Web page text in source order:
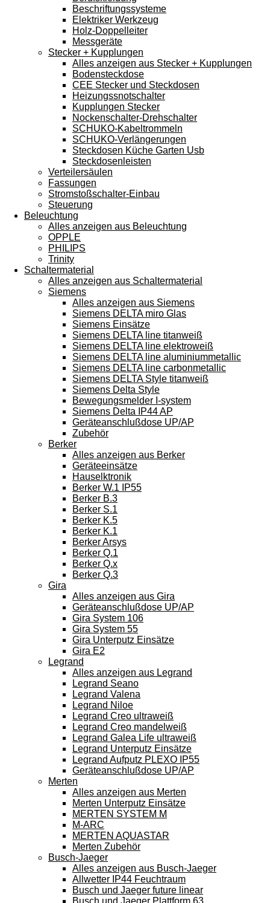
Beschriftungssysteme
Elektriker Werkzeug
Holz-Doppelleiter
Messgeräte
Stecker + Kupplungen
Alles anzeigen aus Stecker + Kupplungen
Bodensteckdose
CEE Stecker und Steckdosen
Heizungssnotschalter
Kupplungen Stecker
Nockenschalter-Drehschalter
SCHUKO-Kabeltrommeln
SCHUKO-Verlängerungen
Steckdosen Küche Garten Usb
Steckdosenleisten
Verteilersäulen
Fassungen
Stromstoßschalter-Einbau
Steuerung
Beleuchtung
Alles anzeigen aus Beleuchtung
OPPLE
PHILIPS
Trinity
Schaltermaterial
Alles anzeigen aus Schaltermaterial
Siemens
Alles anzeigen aus Siemens
Siemens DELTA miro Glas
Siemens Einsätze
Siemens DELTA line titanweiß
Siemens DELTA line elektroweiß
Siemens DELTA line aluminiummetallic
Siemens DELTA line carbonmetallic
Siemens DELTA Style titanweiß
Siemens Delta Style
Bewegungsmelder I-system
Siemens Delta IP44 AP
Geräteanschlußdose UP/AP
Zubehör
Berker
Alles anzeigen aus Berker
Geräteeinsätze
Hauselktronik
Berker W.1 IP55
Berker B.3
Berker S.1
Berker K.5
Berker K.1
Berker Arsys
Berker Q.1
Berker Q.x
Berker Q.3
Gira
Alles anzeigen aus Gira
Geräteanschlußdose UP/AP
Gira System 106
Gira System 55
Gira Unterputz Einsätze
Gira E2
Legrand
Alles anzeigen aus Legrand
Legrand Seano
Legrand Valena
Legrand Niloe
Legrand Creo ultraweiß
Legrand Creo mandelweiß
Legrand Galea Life ultraweiß
Legrand Unterputz Einsätze
Legrand Aufputz PLEXO IP55
Geräteanschlußdose UP/AP
Merten
Alles anzeigen aus Merten
Merten Unterputz Einsätze
MERTEN SYSTEM M
M-ARC
MERTEN AQUASTAR
Merten Zubehör
Busch-Jaeger
Alles anzeigen aus Busch-Jaeger
Allwetter IP44 Feuchtraum
Busch und Jaeger future linear
Busch und Jaeger Plattform 63